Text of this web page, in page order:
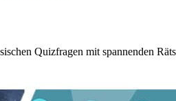
Quizfragen mit spannenden